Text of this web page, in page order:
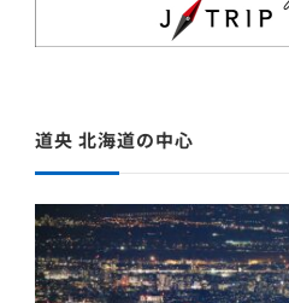
道央 北海道の中心